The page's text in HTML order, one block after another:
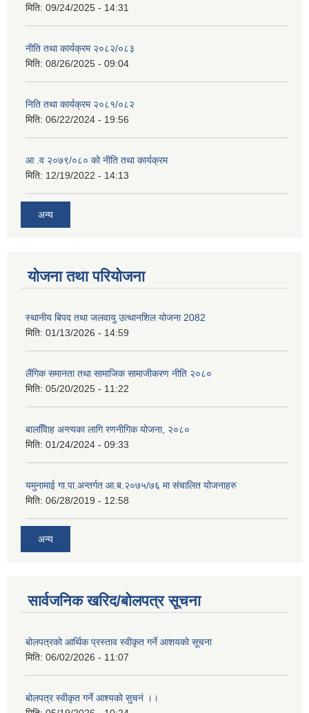
मिति: 09/24/2025 - 14:31
नीति तथा कार्यक्रम २०८२/०८३
मिति: 08/26/2025 - 09:04
निति तथा कार्यक्रम २०८१/०८२
मिति: 06/22/2024 - 19:56
आ .व २०७९/०८० को नीति तथा कार्यक्रम
मिति: 12/19/2022 - 14:13
अन्य
योजना तथा परियोजना
स्थानीय बिपद तथा जलवायु उत्थानशिल योजना 2082
मिति: 01/13/2026 - 14:59
लैंगिक समानता तथा सामाजिक सामाजीकरण नीति २०८०
मिति: 05/20/2025 - 11:22
बालवििाह अन्त्यका लागि रणनीगिक योजना, २०८०
मिति: 01/24/2024 - 09:33
यमुनामाई गा.पा.अन्तर्गत आ.ब.२०७५/७६ मा संचालित योजनाहरु
मिति: 06/28/2019 - 12:58
अन्य
सार्वजनिक खरिद/बोलपत्र सूचना
बोलपत्रको आर्थिक प्रस्ताव स्वीकृत गर्ने आशयको सूचना
मिति: 06/02/2026 - 11:07
बोलपत्र स्वीकृत गर्ने आश्यको सुचनं ।।